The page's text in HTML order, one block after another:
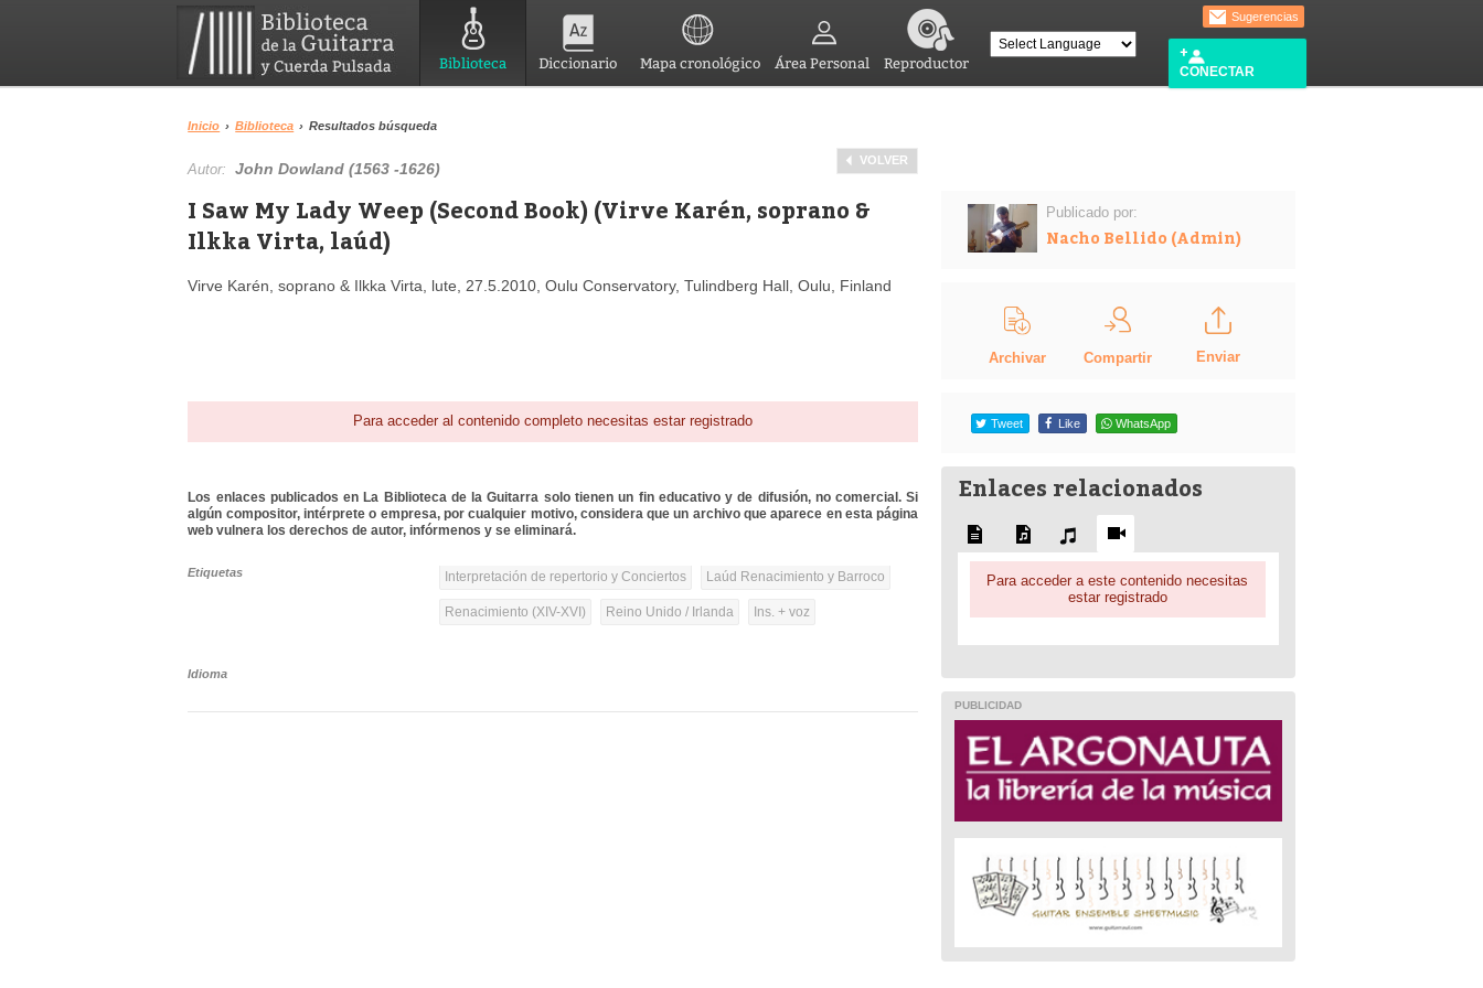
Biblioteca Diccionario Mapa cronológico Área Personal Reproductor
Sugerencias
CONECTAR
Inicio › Biblioteca › Resultados búsqueda
VOLVER
Autor:John Dowland (1563 -1626)
I Saw My Lady Weep (Second Book) (Virve Karén, soprano &
Ilkka Virta, laúd)
Virve Karén, soprano & Ilkka Virta, lute, 27.5.2010, Oulu Conservatory, Tulindberg Hall, Oulu, Finland
Para acceder al contenido completo necesitas estar registrado
Los enlaces publicados en La Biblioteca de la Guitarra solo tienen un fin educativo y de difusión, no comercial. Si
algún compositor, intérprete o empresa, por cualquier motivo, considera que un archivo que aparece en esta página
web vulnera los derechos de autor, infórmenos y se eliminará.
Etiquetas Interpretación de repertorio y Conciertos Laúd Renacimiento y Barroco
Renacimiento (XIV-XVI) Reino Unido / Irlanda Ins. + voz
Idioma
Publicado por:
Nacho Bellido (Admin)
Archivar Compartir Enviar
Tweet Like WhatsApp
Enlaces relacionados
Para acceder a este contenido necesitas
estar registrado
PUBLICIDAD